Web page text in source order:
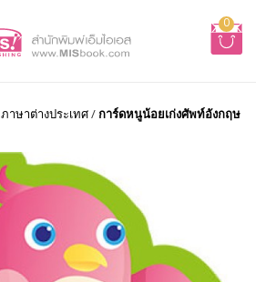
0
ภาษาต่างประเทศ/การ์ดหนูน้อยเก่งศัพท์อังกฤษ